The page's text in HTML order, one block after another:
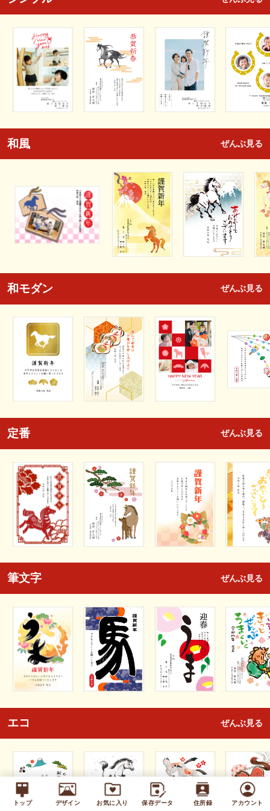
トップ デザイン お気に入り 保存データ 住所録 アカウント
和風 ぜんぶ見る
和モダン ぜんぶ見る
定番 ぜんぶ見る
筆文字 ぜんぶ見る
エコ ぜんぶ見る